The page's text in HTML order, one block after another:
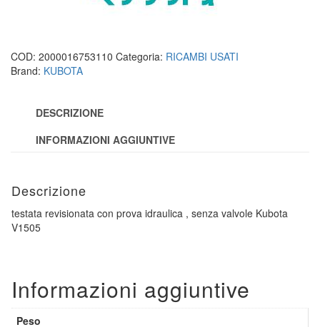
COD: 2000016753110 Categoria: RICAMBI USATI
Brand: KUBOTA
DESCRIZIONE
INFORMAZIONI AGGIUNTIVE
Descrizione
testata revisionata con prova idraulica , senza valvole Kubota
V1505
Informazioni aggiuntive
Peso